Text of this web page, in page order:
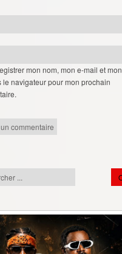
mon nom, mon e-mail et mon
le navigateur pour mon prochain